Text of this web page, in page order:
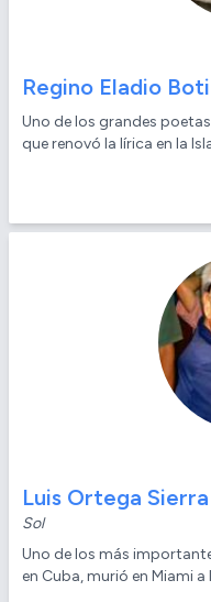
Regino Eladio
Uno de los grandes
que renovó la lírica en la
Luis Ortega Sierra
Sol
Uno de los más
en Cuba, murió en Miami